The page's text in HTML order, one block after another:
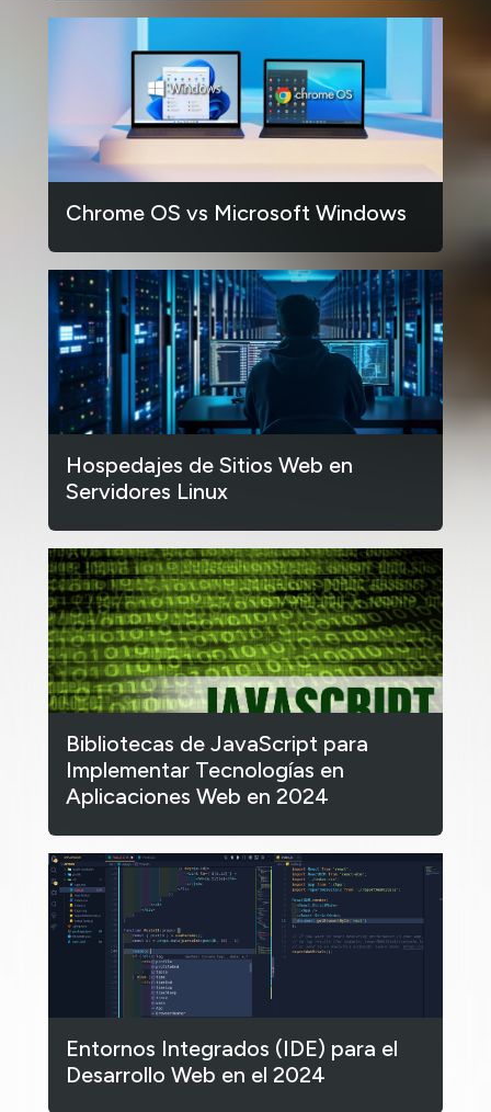
Chrome OS vs Microsoft Windows
Hospedajes de Sitios Web en
Servidores Linux
Bibliotecas de JavaScript para
Implementar Tecnologías en
Aplicaciones Web en 2024
Entornos Integrados (IDE) para el
Desarrollo Web en el 2024